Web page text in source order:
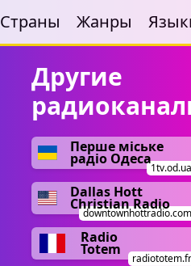
Страны Жанры
Другие
Перше міське
радіо Одеса
1tv.od.ua
Dallas Hott
Christian Radio
downtownhottradio.com
Radio
Totem
radiototem.fr